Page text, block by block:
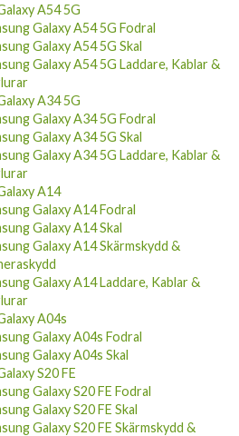
A54 5G
Galaxy A54 5G Fodral
Galaxy A54 5G Skal
Galaxy A54 5G Laddare, Kablar &
A34 5G
Galaxy A34 5G Fodral
Galaxy A34 5G Skal
Galaxy A34 5G Laddare, Kablar &
A14
Galaxy A14 Fodral
Galaxy A14 Skal
Galaxy A14 Skärmskydd &
Galaxy A14 Laddare, Kablar &
A04s
Galaxy A04s Fodral
Galaxy A04s Skal
S20 FE
Galaxy S20 FE Fodral
Galaxy S20 FE Skal
Galaxy S20 FE Skärmskydd &